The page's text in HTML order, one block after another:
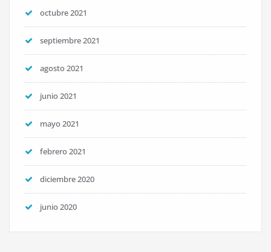
octubre 2021
septiembre 2021
agosto 2021
junio 2021
mayo 2021
febrero 2021
diciembre 2020
junio 2020